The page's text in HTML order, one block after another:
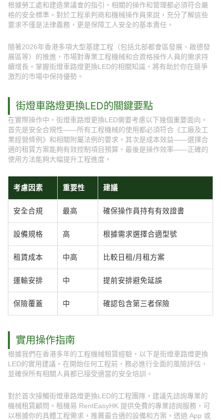
根據勞工處和建造業議會的指引，相關的操作和管理都必須符合嚴
格的安全標準。對於工程承判商和機械操作員來說，充分了解這些
要求不僅是法律義務，更是保障工人安全的基本責任。
隨著2026年香港多項大型基建工程（包括北部都會區發展、啟德發
展區等）的推進，市場對專業工程機械和合資格操作人員的需求持
續增長。掌握街燈車路燈更換LED的相關知識，將有助於你在競爭
激烈的市場中保持優勢。
街燈車路燈更換LED的關鍵要點
在實際操作中，街燈車路燈更換LED需要考慮以下幾個重要面向。
首先是安全合規性——所有工程機械的使用都必須符合《工廠及工
業經營條例》和相關附屬法例的要求。其次是成本效益——選擇合
適的租賃方案能夠有效控制項目預算。最後是操作效率——正確的
使用方法能夠大幅提升工程進度。
考慮因素 重要性 建議
安全合規 最高 確保操作員持有有效證書
設備規格 高 根據需求選擇合適型號
租賃成本 中高 比較日租/月租方案
運輸安排 中 提前安排避免延誤
保險覆蓋 中 確認包含第三者保險
實用操作指南
根據我們在香港多年的工程機械租賃經驗，以下是街燈車路燈更換
LED的實用建議。在開始任何工程前，務必進行全面的風險評估，
並確保所有相關人員都已接受適當的安全培訓。
對於首次接觸街燈車路燈更換LED的工程團隊，建議先諮詢專業的
機械租賃顧問。租機易 RentEasyHK 提供免費的專業諮詢服務，可
以根據你的具體工程需求，推薦最合適的設備和方案。透過 App 或